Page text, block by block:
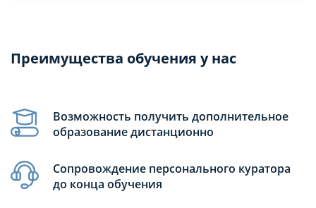
Преимущества обучения у нас
Возможность получить дополнительное
образование дистанционно
Сопровождение персонального куратора
до конца обучения